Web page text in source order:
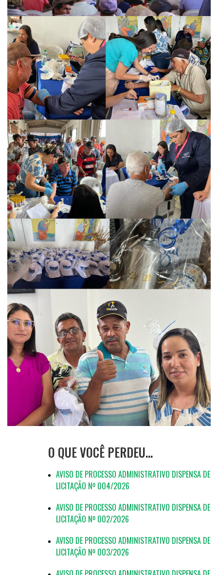
O QUE VOCÊ PERDEU…
AVISO DE PROCESSO ADMINISTRATIVO DISPENSA DE
LICITAÇÃO Nº 004/2026
AVISO DE PROCESSO ADMINISTRATIVO DISPENSA DE
LICITAÇÃO Nº 002/2026
AVISO DE PROCESSO ADMINISTRATIVO DISPENSA DE
LICITAÇÃO Nº 003/2026